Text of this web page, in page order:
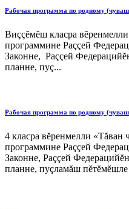
Рабочая программа по родному
Виççĕмĕш класра
программине Раççей
Законне, Раççей
планне, пуç...
Рабочая программа по родному
4 класра вĕренмелли «Тăван
программине Раççей
Законне, Раççей
планне, пуçламăш пĕтĕмĕшле